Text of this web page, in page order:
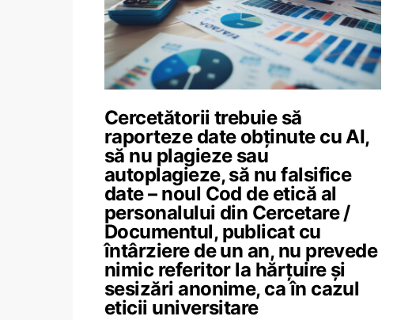
Cercetătorii trebuie să
raporteze date obținute cu AI,
să nu plagieze sau
autoplagieze, să nu falsifice
date – noul Cod de etică al
personalului din Cercetare /
Documentul, publicat cu
întârziere de un an, nu prevede
nimic referitor la hărțuire și
sesizări anonime, ca în cazul
eticii universitare